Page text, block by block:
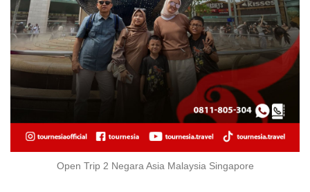
Open Trip 2 Negara Asia Malaysia Singapore